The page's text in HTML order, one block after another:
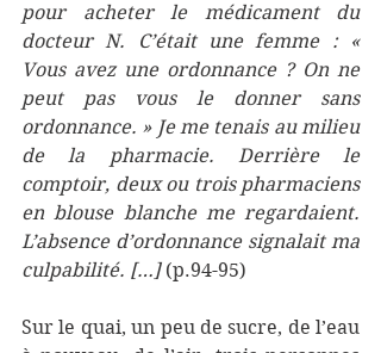
pour acheter le médicament du
docteur N. C’était une femme : «
Vous avez une ordonnance ? On ne
peut pas vous le donner sans
ordonnance. » Je me tenais au milieu
de la pharmacie. Derrière le
comptoir, deux ou trois pharmaciens
en blouse blanche me regardaient.
L’absence d’ordonnance signalait ma
culpabilité. […] (p.94-95)
Sur le quai, un peu de sucre, de l’eau